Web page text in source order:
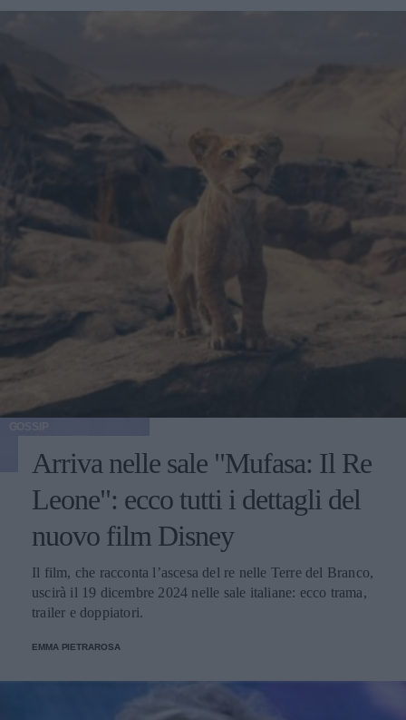
Arriva nelle sale "Mufasa: Il Re
Leone": ecco tutti i dettagli del
nuovo film Disney
Il film, che racconta l’ascesa del re nelle Terre del Branco,
uscirà il 19 dicembre 2024 nelle sale italiane: ecco trama,
trailer e doppiatori.
EMMA PIETRAROSA